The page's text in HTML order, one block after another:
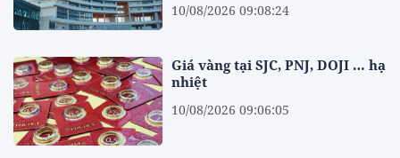
10/08/2026 09:08:24
Giá vàng tại SJC, PNJ, DOJI … hạ
nhiệt
10/08/2026 09:06:05